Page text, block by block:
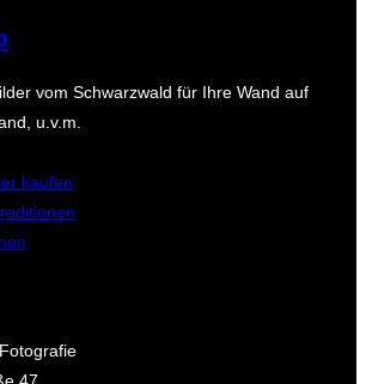
vom Schwarzwald für Ihre Wand auf
u.v.m.
kaufen
47